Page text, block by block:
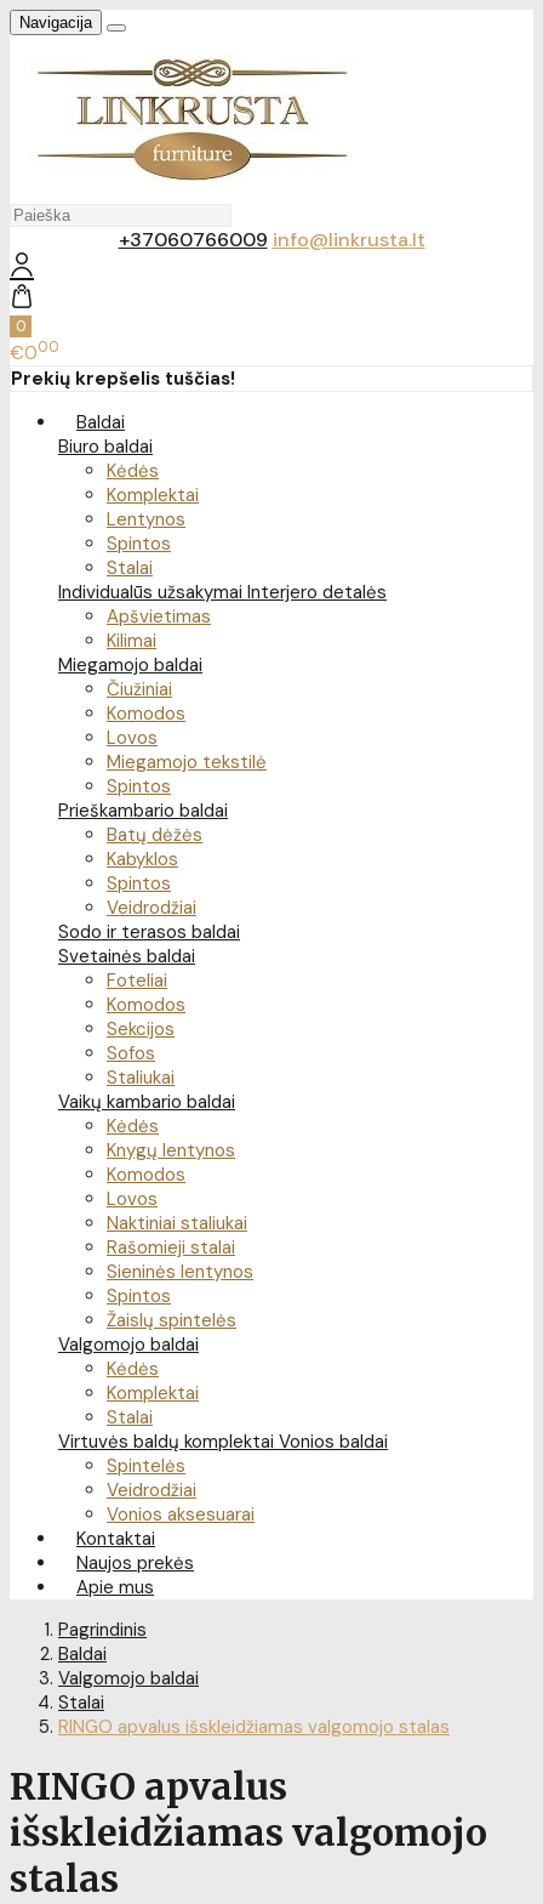
Navigacija
+37060766009 info@linkrusta.lt
0
€000
Prekių krepšelis tuščias!
Baldai
Biuro baldai
Kėdės
Komplektai
Lentynos
Spintos
Stalai
Individualūs užsakymai Interjero detalės
Apšvietimas
Kilimai
Miegamojo baldai
Čiužiniai
Komodos
Lovos
Miegamojo tekstilė
Spintos
Prieškambario baldai
Batų dėžės
Kabyklos
Spintos
Veidrodžiai
Sodo ir terasos baldai
Svetainės baldai
Foteliai
Komodos
Sekcijos
Sofos
Staliukai
Vaikų kambario baldai
Kėdės
Knygų lentynos
Komodos
Lovos
Naktiniai staliukai
Rašomieji stalai
Sieninės lentynos
Spintos
Žaislų spintelės
Valgomojo baldai
Kėdės
Komplektai
Stalai
Virtuvės baldų komplektai Vonios baldai
Spintelės
Veidrodžiai
Vonios aksesuarai
Kontaktai
Naujos prekės
Apie mus
Pagrindinis
Baldai
Valgomojo baldai
Stalai
RINGO apvalus išskleidžiamas valgomojo stalas
RINGO apvalus
išskleidžiamas valgomojo
stalas